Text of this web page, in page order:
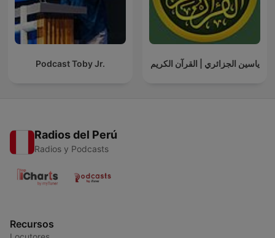
Podcast Toby Jr. ياسين الجزائري | القرآن الكريم
Radios del Perú
Radios y Podcasts
Recursos